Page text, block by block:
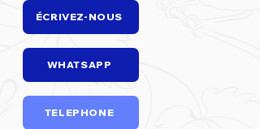
ÉCRIVEZ-NOUS
WHATSAPP
TELEPHONE